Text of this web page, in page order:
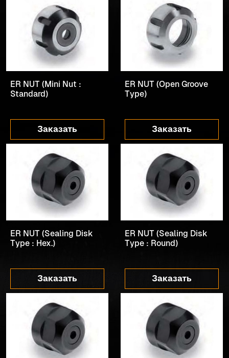
ER NUT (Mini Nut :
Standard)
Заказать
ER NUT (Open Groove
Type)
Заказать
ER NUT (Sealing Disk
Type : Hex.)
Заказать
ER NUT (Sealing Disk
Type : Round)
Заказать